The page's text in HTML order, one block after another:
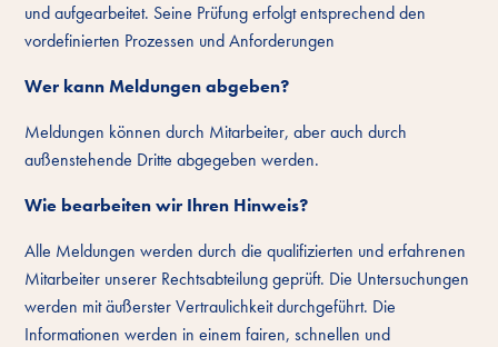
und aufgearbeitet. Seine Prüfung erfolgt entsprechend den
vordefinierten Prozessen und Anforderungen
Wer kann Meldungen abgeben?
Meldungen können durch Mitarbeiter, aber auch durch
außenstehende Dritte abgegeben werden.
Wie bearbeiten wir Ihren Hinweis?
Alle Meldungen werden durch die qualifizierten und erfahrenen
Mitarbeiter unserer Rechtsabteilung geprüft. Die Untersuchungen
werden mit äußerster Vertraulichkeit durchgeführt. Die
Informationen werden in einem fairen, schnellen und